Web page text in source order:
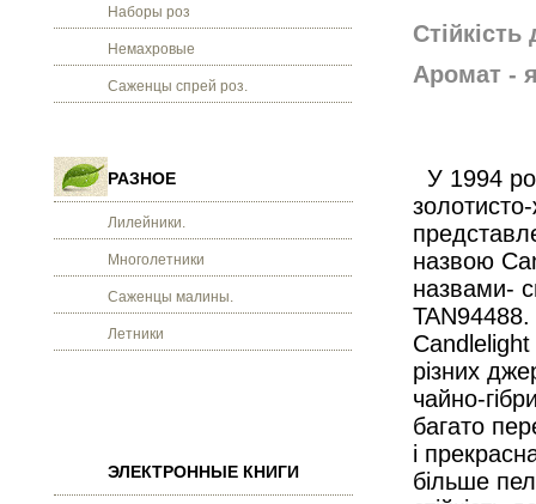
Наборы роз
Немахровые
Саженцы спрей роз.
РАЗНОЕ
Лилейники.
Многолетники
Саженцы малины.
Летники
ЭЛЕКТРОННЫЕ КНИГИ
Аромат -
У 1994
назвою
назвами-
TAN94488.
різних
чайно-
багато
і
більше